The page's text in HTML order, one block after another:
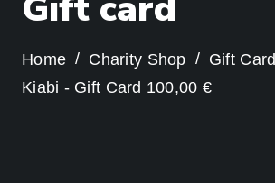
Home Charity Shop
Gift Card
Kiabi - Gift Card 100,00 €